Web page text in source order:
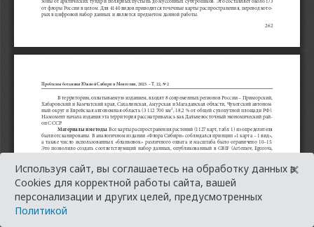
Используя сайт, вы соглашаетесь на обработку данных в
Cookies для корректной работы сайта, вашей
персонализации и других целей, предусмотренных
Политикой
×